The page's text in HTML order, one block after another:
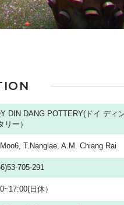
DIN DANG POTTERY(ドイ ディ
リー）
T.Nanglae, A.M. Chiang Rai
705-291
日休）